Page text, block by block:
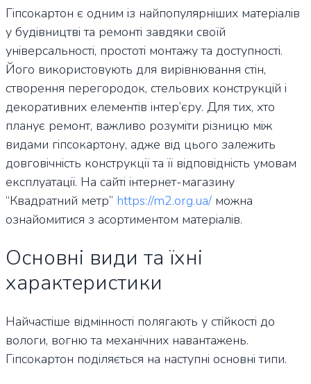
Гіпсокартон є одним із найпопулярніших матеріалів
у будівництві та ремонті завдяки своїй
універсальності, простоті монтажу та доступності.
Його використовують для вирівнювання стін,
створення перегородок, стельових конструкцій і
декоративних елементів інтер’єру. Для тих, хто
планує ремонт, важливо розуміти різницю між
видами гіпсокартону, адже від цього залежить
довговічність конструкції та її відповідність умовам
експлуатації. На сайті інтернет-магазину
“Квадратний метр” https://m2.org.ua/ можна
ознайомитися з асортиментом матеріалів.
Основні види та їхні
характеристики
Найчастіше відмінності полягають у стійкості до
вологи, вогню та механічних навантажень.
Гіпсокартон поділяється на наступні основні типи.